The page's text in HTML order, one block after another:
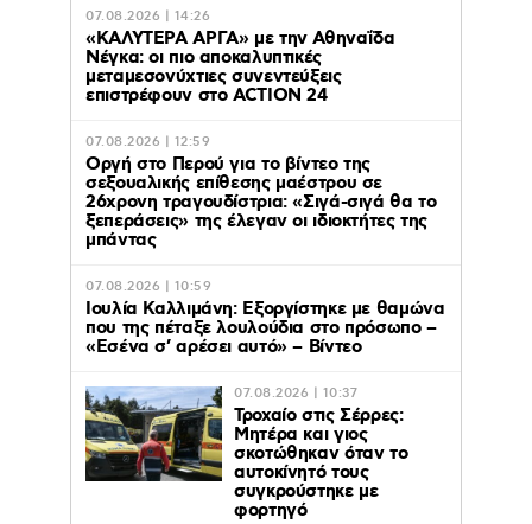
07.08.2026 | 14:26
«ΚΑΛΥΤΕΡΑ ΑΡΓΑ» με την Αθηναΐδα
Νέγκα: οι πιο αποκαλυπτικές
μεταμεσονύχτιες συνεντεύξεις
επιστρέφουν στο ACTION 24
07.08.2026 | 12:59
Οργή στο Περού για το βίντεο της
σεξουαλικής επίθεσης μαέστρου σε
26χρονη τραγουδίστρια: «Σιγά-σιγά θα το
ξεπεράσεις» της έλεγαν οι ιδιοκτήτες της
μπάντας
07.08.2026 | 10:59
Ιουλία Καλλιμάνη: Εξοργίστηκε με θαμώνα
που της πέταξε λουλούδια στο πρόσωπο –
«Εσένα σ’ αρέσει αυτό» – Βίντεο
07.08.2026 | 10:37
Τροχαίο στις Σέρρες:
Μητέρα και γιος
σκοτώθηκαν όταν το
αυτοκίνητό τους
συγκρούστηκε με
φορτηγό